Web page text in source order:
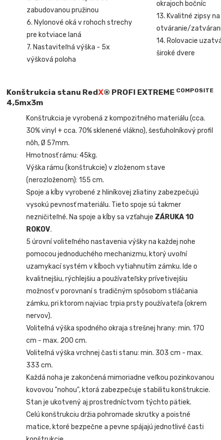
zabudovanou pružinou
6. Nylonové oká v rohoch strechy
pre kotviace laná
7. Nastaviteľná výška - 5x
výšková poloha
okrajoch bočníc
13. Kvalitné zipsy na
otváranie/
14. Rolovacie
široké dvere
Konštrukcia stanu RedX® PROFI EXTREME COMPOSITE
4,5mx3m
Konštrukcia je vyrobená z kompozitného materiálu (cca.
30% vinyl + cca. 70% sklenené vlákno), šesťuholníkový profil
nôh, Ø 57mm.
Hmotnosť rámu: 45kg.
Výška rámu (konštrukcie) v zloženom stave
(nerozloženom): 155 cm.
Spoje a kĺby vyrobené z hliníkovej zliatiny zabezpečujú
vysokú pevnosť materiálu. Tieto spoje sú takmer
nezničiteľné. Na spoje a kĺby sa vzťahuje ZÁRUKA 10
ROKOV.
5 úrovní voliteľného nastavenia výšky na každej nohe
pomocou jednoduchého mechanizmu, ktorý uvoľní
uzamykací systém v kĺboch vytiahnutím zámku. Ide o
kvalitnejšiu, rýchlejšiu a používateľsky prívetivejšiu
možnosť v porovnaní s tradičným spôsobom stláčania
zámku, pri ktorom najviac trpia prsty používateľa (okrem
nervov).
Voliteľná výška spodného okraja strešnej hrany: min. 170
cm - max. 200 cm.
Voliteľná výška vrchnej časti stanu: min. 303 cm - max.
333 cm.
Každá noha je zakončená mimoriadne veľkou pozinkovanou
kovovou "nohou", ktorá zabezpečuje stabilitu konštrukcie.
Stan je ukotvený aj prostredníctvom týchto pätiek.
Celú konštrukciu držia pohromade skrutky a poistné
matice, ktoré bezpečne a pevne spájajú jednotlivé časti